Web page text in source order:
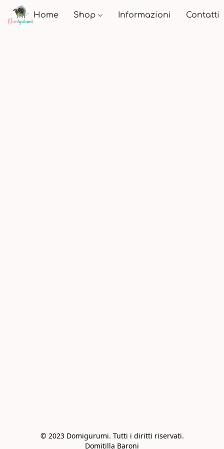
Home Shop Informazioni Contatti
© 2023 Domigurumi. Tutti i diritti riservati.
Domitilla Baroni